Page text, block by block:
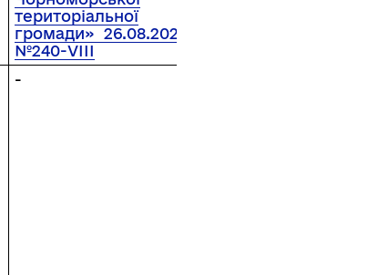
територіальної
громади» 26.08.2022
№240-VIІІ
-